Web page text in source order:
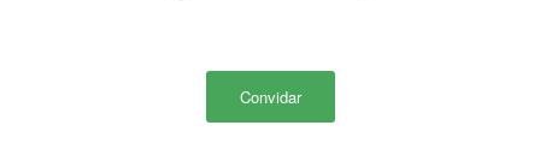
Convidar